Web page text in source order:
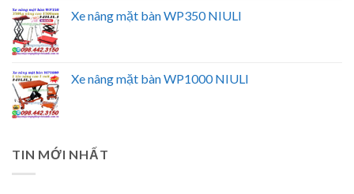
Xe nâng mặt bàn WP350 NIULI
Xe nâng mặt bàn WP1000 NIULI
TIN MỚI NHẤT